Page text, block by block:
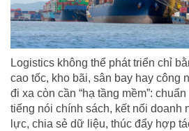
Logistics không thể phát triển chỉ
cao tốc, kho bãi, sân bay hay công
đi xa còn cần “hạ tầng mềm”:
tiếng nói chính sách, kết nối doanh
lực, chia sẻ dữ liệu, thúc đẩy hợp